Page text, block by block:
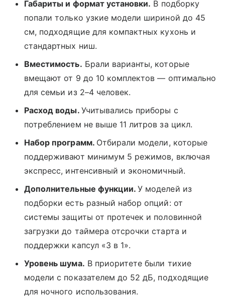
Габариты и формат установки. В подборку
попали только узкие модели шириной до 45
см, подходящие для компактных кухонь и
стандартных ниш.
Вместимость. Брали варианты, которые
вмещают от 9 до 10 комплектов — оптимально
для семьи из 2–4 человек.
Расход воды. Учитывались приборы с
потреблением не выше 11 литров за цикл.
Набор программ. Отбирали модели, которые
поддерживают минимум 5 режимов, включая
экспресс, интенсивный и экономичный.
Дополнительные функции.У моделей из
подборки есть разный набор опций: от
системы защиты от протечек и половинной
загрузки до таймера отсрочки старта и
поддержки капсул «3 в 1».
Уровень шума. В приоритете были тихие
модели с показателем до 52 дБ, подходящие
для ночного использования.